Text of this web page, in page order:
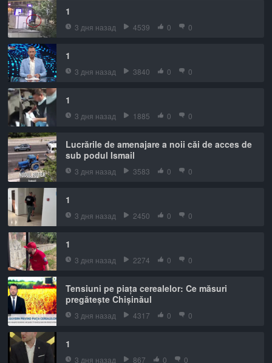
1
3 дня назад 4539 0 0
1
3 дня назад 3840 0 0
1
3 дня назад 1885 0 0
Lucrările de amenajare a noii căi de acces de
sub podul Ismail
3 дня назад 3583 0 0
1
3 дня назад 2450 0 0
1
3 дня назад 2274 0 0
Tensiuni pe piața cerealelor: Ce măsuri
pregătește Chișinăul
3 дня назад 4317 0 0
1
3 дня назад 867 0 0